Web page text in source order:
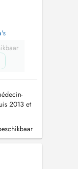
2013 et